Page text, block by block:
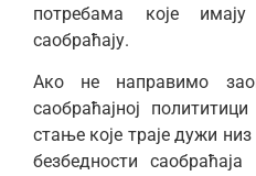
потребама које
саобраћају.
Ако не направимо
саобраћајној
стање које траје дужи
безбедности